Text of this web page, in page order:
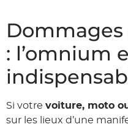
: l’omnium
Si votre voiture, moto
sur les lieux d’une